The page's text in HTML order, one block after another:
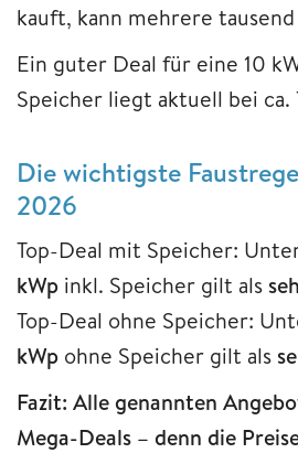
kauft, kann mehrere
Ein guter Deal für eine 10
Speicher liegt aktuell bei
Die wichtigste
2026
Top-Deal mit Speicher:
kWp inkl. Speicher gilt als
Top-Deal ohne Speicher:
kWp ohne Speicher gilt als
Fazit: Alle genannten
Mega-Deals – denn die